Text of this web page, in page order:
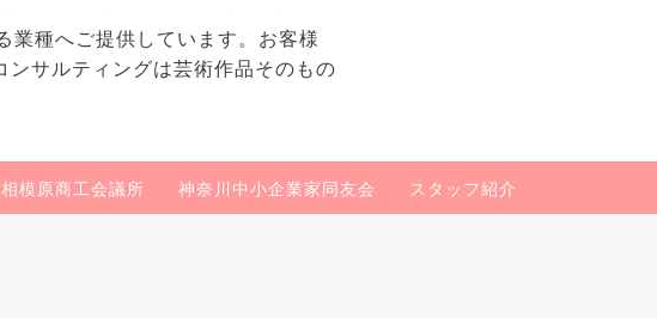
種へご提供しています。お客様
サルティングは芸術作品そのもの
相模原商工会議所 神奈川中小企業家同友会 スタッフ紹介